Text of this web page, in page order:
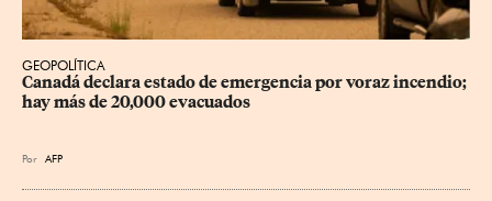
GEOPOLÍTICA
Canadá declara estado de emergencia por voraz incendio;
hay más de 20,000 evacuados
Por AFP